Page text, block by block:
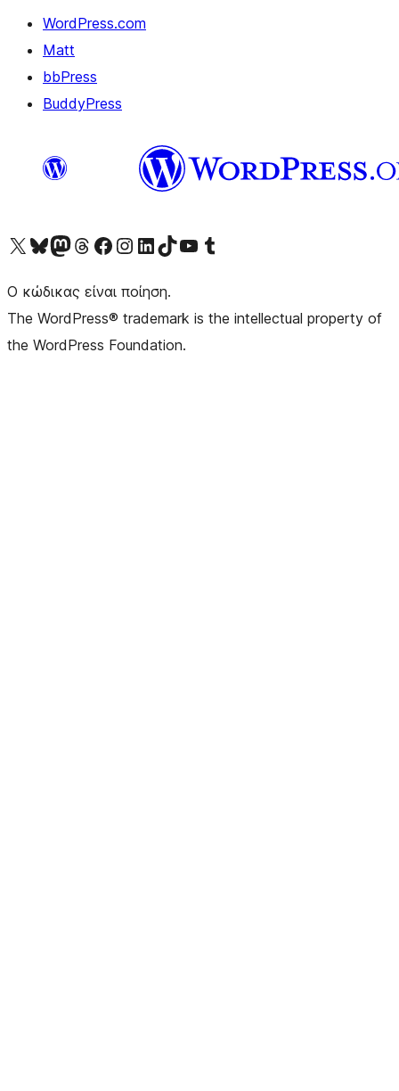
WordPress.com
Matt
bbPress
BuddyPress
Visit our X (formerly Twitter) account
Visit our Bluesky account
Επισκεφθείτε τον λογαριασμό μας στο Mastodon
Visit our Threads account
Επισκεφτείτε τη σελίδα μας στο Facebook
Επισκεφθείτε τον λογαριασμό μας Instagram
Επισκεφθείτε τον λογαριασμό μας LinkedIn
Visit our TikTok account
Visit our YouTube channel
Visit our Tumblr account
Ο κώδικας είναι ποίηση.
The WordPress® trademark is the intellectual property of
the WordPress Foundation.